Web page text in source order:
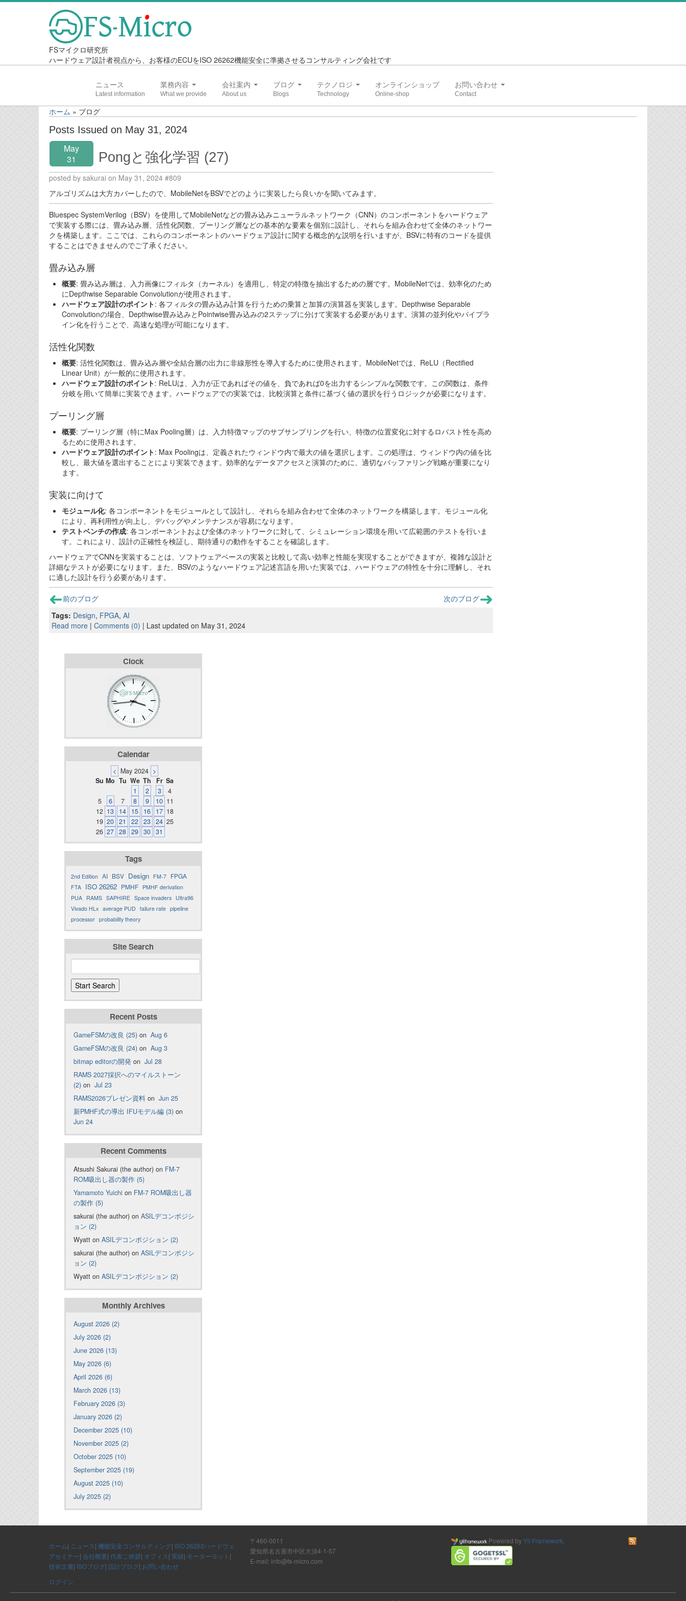
FSマイクロ研究所
ハードウェア設計者視点から、お客様のECUをISO 26262機能安全に準拠させるコンサルティング会社です
ニュース 業務内容 会社案内 ブログ テクノロジ オンラインショップ お問い合わせ
ホーム » ブログ
Posts Issued on May 31, 2024
May
31
Pongと強化学習 (27)
posted by sakurai on May 31, 2024 #809
アルゴリズムは大方カバーしたので、MobileNetをBSVでどのように実装したら良いかを聞いてみます。
Bluespec SystemVerilog（BSV）を使用してMobileNetなどの畳み込みニューラルネットワーク（CNN）のコンポーネントをハードウェア
で実装する際には、畳み込み層、活性化関数、プーリング層などの基本的な要素を個別に設計し、それらを組み合わせて全体のネットワー
クを構築します。ここでは、これらのコンポーネントのハードウェア設計に関する概念的な説明を行いますが、BSVに特有のコードを提供
することはできませんのでご了承ください。
畳み込み層
概要: 畳み込み層は、入力画像にフィルタ（カーネル）を適用し、特定の特徴を抽出するための層です。MobileNetでは、効率化のため
にDepthwise Separable Convolutionが使用されます。
ハードウェア設計のポイント: 各フィルタの畳み込み計算を行うための乗算と加算の演算器を実装します。Depthwise Separable
Convolutionの場合、Depthwise畳み込みとPointwise畳み込みの2ステップに分けて実装する必要があります。演算の並列化やパイプラ
イン化を行うことで、高速な処理が可能になります。
活性化関数
概要: 活性化関数は、畳み込み層や全結合層の出力に非線形性を導入するために使用されます。MobileNetでは、ReLU（Rectified
Linear Unit）が一般的に使用されます。
ハードウェア設計のポイント: ReLUは、入力が正であればその値を、負であれば0を出力するシンプルな関数です。この関数は、条件
分岐を用いて簡単に実装できます。ハードウェアでの実装では、比較演算と条件に基づく値の選択を行うロジックが必要になります。
プーリング層
概要: プーリング層（特にMax Pooling層）は、入力特徴マップのサブサンプリングを行い、特徴の位置変化に対するロバスト性を高め
るために使用されます。
ハードウェア設計のポイント: Max Poolingは、定義されたウィンドウ内で最大の値を選択します。この処理は、ウィンドウ内の値を比
較し、最大値を選出することにより実装できます。効率的なデータアクセスと演算のために、適切なバッファリング戦略が重要になり
ます。
実装に向けて
モジュール化: 各コンポーネントをモジュールとして設計し、それらを組み合わせて全体のネットワークを構築します。モジュール化
により、再利用性が向上し、デバッグやメンテナンスが容易になります。
テストベンチの作成: 各コンポーネントおよび全体のネットワークに対して、シミュレーション環境を用いて広範囲のテストを行いま
す。これにより、設計の正確性を検証し、期待通りの動作をすることを確認します。
ハードウェアでCNNを実装することは、ソフトウェアベースの実装と比較して高い効率と性能を実現することができますが、複雑な設計と
詳細なテストが必要になります。また、BSVのようなハードウェア記述言語を用いた実装では、ハードウェアの特性を十分に理解し、それ
に適した設計を行う必要があります。
前のブログ
次のブログ
Tags: Design, FPGA, AI
Read more | Comments (0) | Last updated on May 31, 2024
Clock
Calendar
< May 2024 >
Su Mo Tu We Th Fr Sa
1
2 3
4
5
6 7 8 9 10 11
12 13 14 15 16 17 18
19 20 21 22 23 24 25
26 27 28 29 30 31
Tags
2nd Edition AI BSV Design FM-7 FPGA
FTA ISO 26262 PMHF PMHF derivation
PUA RAMS SAPHIRE Space invaders Ultra96
Vivado HLx average PUD failure rate pipeline
processor probability theory
Site Search
Recent Posts
GameFSMの改良 (25) on Aug 6
GameFSMの改良 (24) on Aug 3
bitmap editorの開発 on Jul 28
RAMS 2027採択へのマイルストーン
(2) on Jul 23
RAMS2026プレゼン資料 on Jun 25
新PMHF式の導出 IFUモデル編 (3) on
Jun 24
Recent Comments
Atsushi Sakurai (the author) on FM-7
ROM吸出し器の製作 (5)
Yamamoto Yuichi on FM-7 ROM吸出し器
の製作 (5)
sakurai (the author) on ASILデコンポジシ
ョン (2)
Wyatt on ASILデコンポジション (2)
sakurai (the author) on ASILデコンポジシ
ョン (2)
Wyatt on ASILデコンポジション (2)
Monthly Archives
August 2026 (2)
July 2026 (2)
June 2026 (13)
May 2026 (6)
April 2026 (6)
March 2026 (13)
February 2026 (3)
January 2026 (2)
December 2025 (10)
November 2025 (2)
October 2025 (10)
September 2025 (19)
August 2025 (10)
July 2025 (2)
ホーム| ニュース| 機能安全コンサルティング| ISO 26262ハードウェ
アセミナー| 会社概要| 代表ご挨拶| オフィス| 実績| モーターヨット |
技術文書| ISOブログ| 設計ブログ| お問い合わせ
ログイン
〒460-0011
愛知県名古屋市中区大須4-1-57
E-mail: info@fs-micro.com
Powered byYii Framework